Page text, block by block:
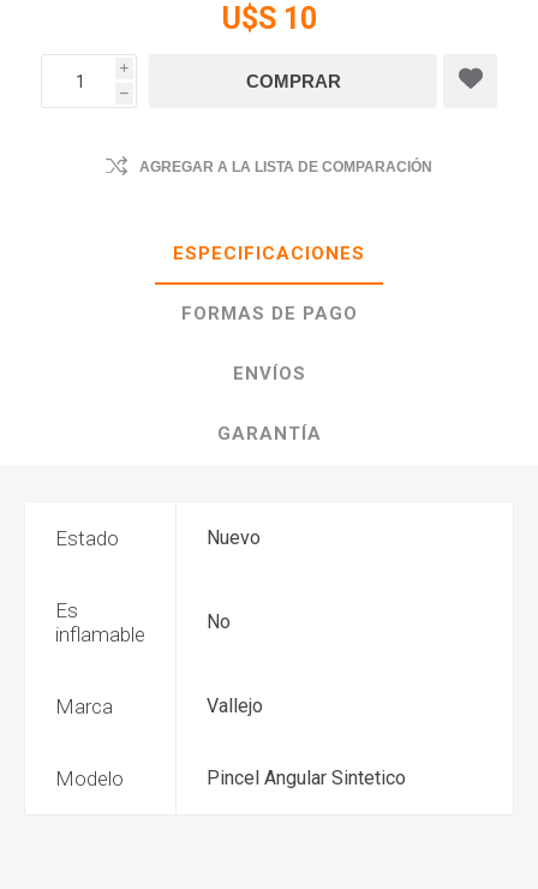
U$S 10
i
h
AGREGAR A LA LISTA DE COMPARACIÓN
ESPECIFICACIONES
FORMAS DE PAGO
ENVÍOS
GARANTÍA
Estado Nuevo
Es
inflamable
No
Marca Vallejo
Modelo Pincel Angular Sintetico